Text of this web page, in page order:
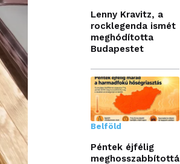
Lenny Kravitz, a
rocklegenda ismét
meghódította
Budapestet
Belföld
Péntek éjfélig
meghosszabbítottá